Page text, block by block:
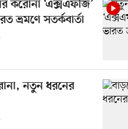
করোনা ‘এক্সএফজি’
ভ্রমণে সতর্কবার্তা
নতুন ধরনের